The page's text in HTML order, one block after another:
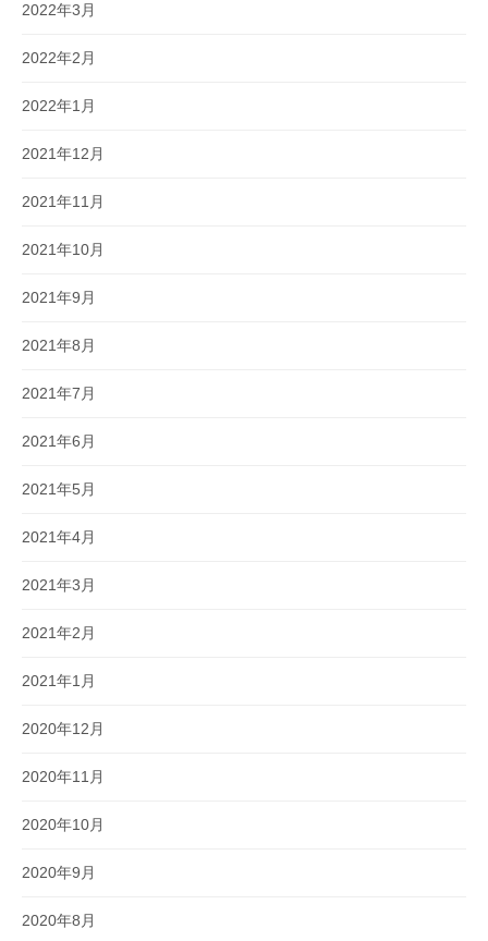
2022年3月
2022年2月
2022年1月
2021年12月
2021年11月
2021年10月
2021年9月
2021年8月
2021年7月
2021年6月
2021年5月
2021年4月
2021年3月
2021年2月
2021年1月
2020年12月
2020年11月
2020年10月
2020年9月
2020年8月